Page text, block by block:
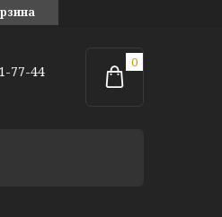
77-44